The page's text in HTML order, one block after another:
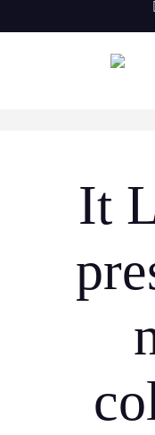
to
It